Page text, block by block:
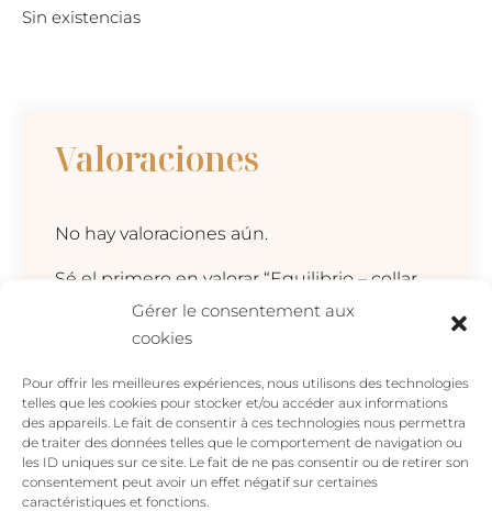
Gérer le consentement aux
cookies
Pour offrir les meilleures expériences, nous utilisons des technologies
telles que les cookies pour stocker et/ou accéder aux informations
des appareils. Le fait de consentir à ces technologies nous permettra
de traiter des données telles que le comportement de navigation ou
les ID uniques sur ce site. Le fait de ne pas consentir ou de retirer son
consentement peut avoir un effet négatif sur certaines
caractéristiques et fonctions.
Sin existencias
Valoraciones
No hay valoraciones aún.
Sé el primero en valorar “Equilibrio – collar
luna girasol”
Tu dirección de correo electrónico no será
marcados con*
Tu valoración*